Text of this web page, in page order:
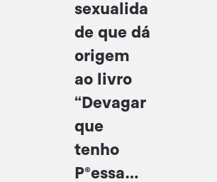
sexualida
de que dá
origem
ao livro
“Devagar
que
tenho
P®essa…